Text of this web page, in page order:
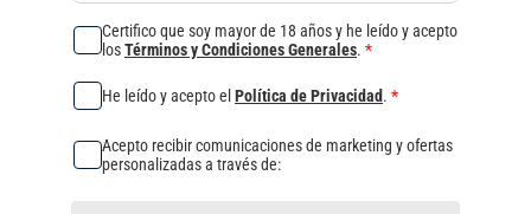
Certifico que soy mayor de 18 años y he leído y acepto
losTérminos y Condiciones Generales. *
He leído y acepto el Política de Privacidad. *
Acepto recibir comunicaciones de marketing y ofertas
personalizadas a través de: